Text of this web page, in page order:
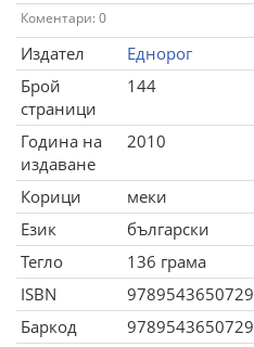
Коментари: 0
Издател
Еднорог
Брой
страници
144
Година на
издаване
2010
Корици
меки
Език
български
Тегло
136 грама
ISBN
9789543650729
Баркод
9789543650729